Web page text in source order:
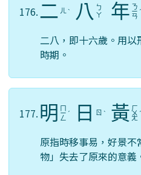
176.二 ㄦ ˋ 八
ㄅ
ㄚ
年 ㄋ
ㄧ
ㄢ
ˊ
二八，即十六歲。用
時期。
177. 明 ㄇ
ㄧ
ㄥ
ˊ 日 ㄖ ˋ 黃 ㄏ
ㄨ
ㄤ
ˊ
原指時移事易，好景
物」失去了原來的意義